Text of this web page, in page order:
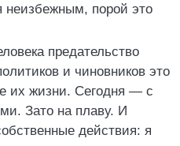
неизбежным, порой это
предательство
и чиновников это
их жизни. Сегодня — с
Зато на плаву. И
действия: я